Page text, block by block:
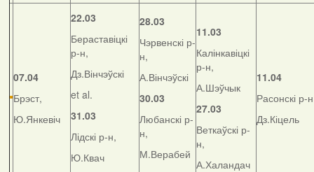
07.04
Брэст,
Ю.Янкевіч
22.03
Бераставіцкі
р-н,
Дз.Вінчэўскі
et al.
31.03
Лідскі р-н,
Ю.Квач
28.03
Чэрвенскі р-
н,
А.Вінчэўскі
30.03
Любанскі р-
н,
М.Верабей
11.03
Калінкавіцкі
р-н,
А.Шэўчык
27.03
Веткаўскі р-
н,
А.Халандач
11.04
Расонскі р-
Дз.Кіцель